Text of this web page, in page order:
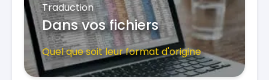
Traduction
Dans vos fichiers
Quel que soit leur format d'origine